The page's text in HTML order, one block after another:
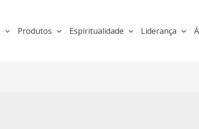
Produtos Espiritualidade Liderança